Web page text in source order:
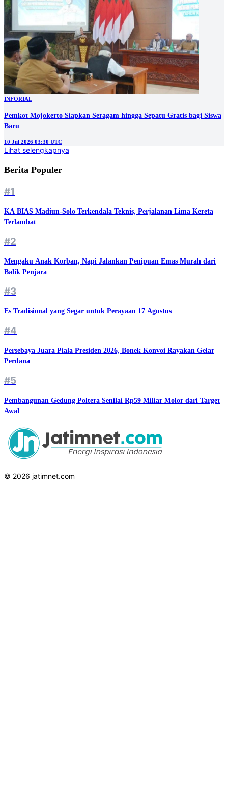
INFORIAL
Pemkot Mojokerto Siapkan Seragam hingga Sepatu Gratis bagi Siswa
Baru
10 Jul 2026 03:30 UTC
Lihat selengkapnya
Berita Populer
#1
KA BIAS Madiun-Solo Terkendala Teknis, Perjalanan Lima Kereta
Terlambat
#2
Mengaku Anak Korban, Napi Jalankan Penipuan Emas Murah dari
Balik Penjara
#3
Es Tradisional yang Segar untuk Perayaan 17 Agustus
#4
Persebaya Juara Piala Presiden 2026, Bonek Konvoi Rayakan Gelar
Perdana
#5
Pembangunan Gedung Poltera Senilai Rp59 Miliar Molor dari Target
Awal
© 2026 jatimnet.com